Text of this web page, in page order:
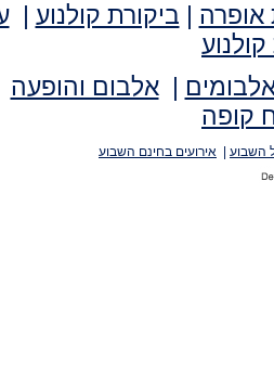
אופרה | ביקורת קולנוע |
קולנוע
|אלבום והופעה
קופה
השבוע אירועים בחינם השבוע